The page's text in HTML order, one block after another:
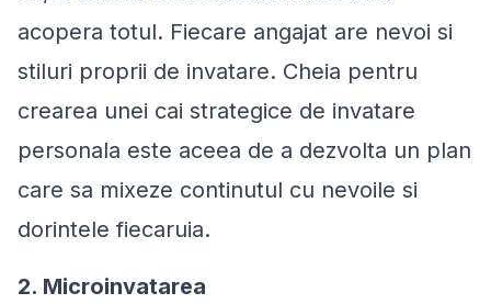
acopera totul. Fiecare angajat are nevoi si
stiluri proprii de invatare. Cheia pentru
crearea unei cai strategice de invatare
personala este aceea de a dezvolta un plan
care sa mixeze continutul cu nevoile si
dorintele fiecaruia.
2. Microinvatarea